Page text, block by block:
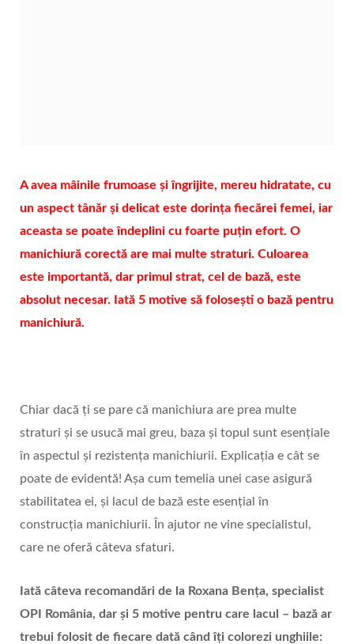
A avea mâinile frumoase și îngrijite, mereu hidratate, cu
un aspect tânăr și delicat este dorința fiecărei femei, iar
aceasta se poate îndeplini cu foarte puțin efort. O
manichiură corectă are mai multe straturi. Culoarea
este importantă, dar primul strat, cel de bază, este
absolut necesar. Iată 5 motive să folosești o bază pentru
manichiură.
Chiar dacă ți se pare că manichiura are prea multe
straturi și se usucă mai greu, baza și topul sunt esențiale
în aspectul și rezistența manichiurii. Explicația e cât se
poate de evidentă! Așa cum temelia unei case asigură
stabilitatea ei, și lacul de bază este esențial în
construcția manichiurii. În ajutor ne vine specialistul,
care ne oferă câteva sfaturi.
Iată câteva recomandări de la Roxana Bența, specialist
OPI România, dar și 5 motive pentru care lacul – bază ar
trebui folosit de fiecare dată când îți colorezi unghiile: